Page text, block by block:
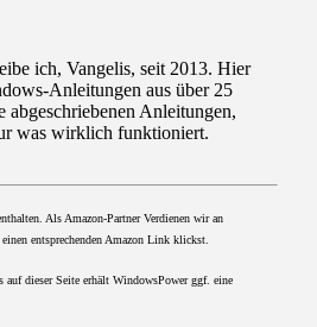
ich, Vangelis, seit 2013. Hier
Anleitungen aus über 25
abgeschriebenen Anleitungen,
was wirklich funktioniert.
Als Amazon-Partner Verdienen wir an
entsprechenden Amazon Link klickst.
dieser Seite erhält WindowsPower ggf. eine